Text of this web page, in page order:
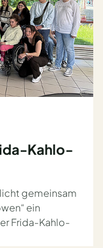
Kahlo-
gemeinsam
ein
Frida-Kahlo-